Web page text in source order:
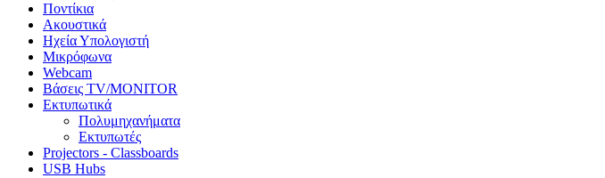
Ποντίκια
Ακουστικά
Ηχεία Υπολογιστή
Μικρόφωνα
Webcam
Βάσεις TV/MONITOR
Εκτυπωτικά
Πολυμηχανήματα
Εκτυπωτές
Projectors - Classboards
USB Hubs